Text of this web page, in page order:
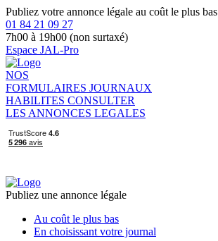
Publiez votre annonce légale au coût le plus bas
01 84 21 09 27
7h00 à 19h00 (non surtaxé)
Espace JAL-Pro
NOS
FORMULAIRES JOURNAUX
HABILITES CONSULTER
LES ANNONCES LEGALES
Publiez une annonce légale
Au coût le plus bas
En choisissant votre journal